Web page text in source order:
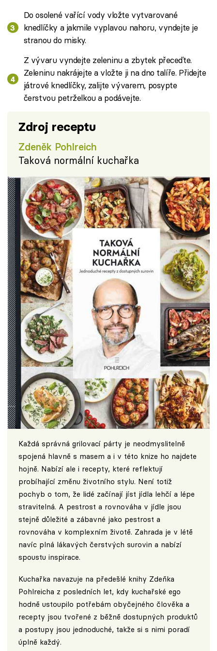
Do osolené vařící vody vložte vytvarované
knedlíčky a jakmile vyplavou nahoru, vyndejte je
stranou do misky.
Z vývaru vyndejte zeleninu a zbytek přeceďte.
Zeleninu nakrájejte a vložte ji na dno talíře. Přidejte
játrové knedlíčky, zalijte vývarem, posypte
čerstvou petrželkou a podávejte.
Zdroj receptu
Zdeněk Pohlreich
Taková normální kuchařka
Každá správná grilovací párty je neodmyslitelně
spojená hlavně s masem a i v této knize ho najdete
hojně. Nabízí ale i recepty, které reflektují
probíhající změnu životního stylu. Není totiž
pochyb o tom, že lidé začínají jíst jídla lehčí a lépe
stravitelná. A pestrost a rovnováha v jídle jsou
stejně důležité a zábavné jako pestrost a
rovnováha v komplexním životě. Zahrada je v létě
navíc plná lákavých čerstvých surovin a nabízí
spoustu inspirace.
Kuchařka navazuje na předešlé knihy Zdeňka
Pohlreicha z posledních let, kdy kuchařské ego
hodně ustoupilo potřebám obyčejného člověka a
recepty jsou tvořené z běžně dostupných produktů
a postupy jsou jednoduché, takže si s nimi poradí
úplně každý.